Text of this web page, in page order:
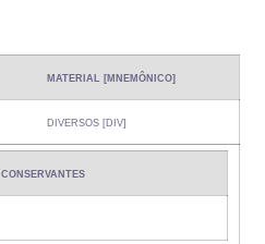
MATERIAL [MNEMÔNICO]
DIVERSOS [DIV]
CONSERVANTES